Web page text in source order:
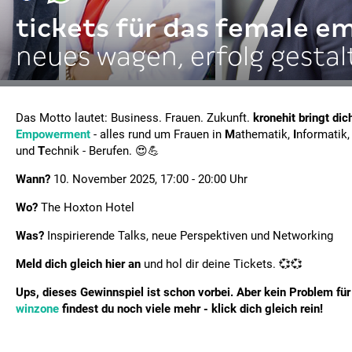
tickets für das female
neues wagen, erfolg
Das Motto lautet: Business. Frauen. Zukunft. kronehit bringt
Empowerment - alles rund um Frauen in Mathematik, Informatik,
und Technik - Berufen. 😍💪
Wann? 10. November 2025, 17:00 - 20:00 Uhr
Wo? The Hoxton Hotel
Was? Inspirierende Talks, neue Perspektiven und Networking
Meld dich gleich hier an und hol dir deine Tickets. 💞💞
Ups, dieses Gewinnspiel ist schon vorbei. Aber kein Problem
winzone findest du noch viele mehr - klick dich gleich rein!